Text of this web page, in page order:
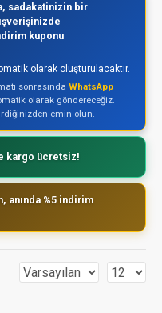
sadakatinizin bir
kuponu
olarak oluşturulacaktır.
sonrasında WhatsApp
olarak göndereceğiz.
emin olun.
kargo ücretsiz!
anında %5 indirim